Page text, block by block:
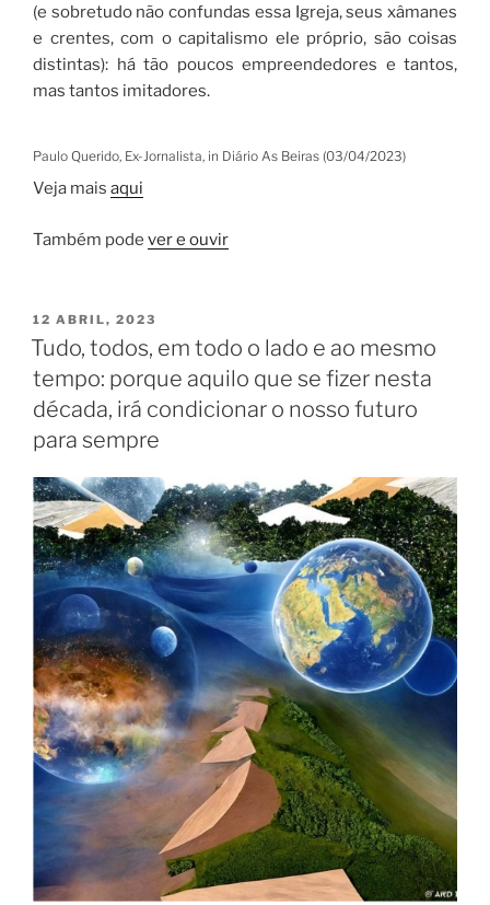
(e sobretudo não confundas essa Igreja, seus xâmanes
e crentes, com o capitalismo ele próprio, são coisas
distintas): há tão poucos empreendedores e tantos,
mas tantos imitadores.
Paulo Querido, Ex-Jornalista, in Diário As Beiras (03/04/2023)
Veja mais aqui
Também pode ver e ouvir
PUBLICADO
EM
12 ABRIL, 2023
Tudo, todos, em todo o lado e ao mesmo
tempo: porque aquilo que se fizer nesta
década, irá condicionar o nosso futuro
para sempre